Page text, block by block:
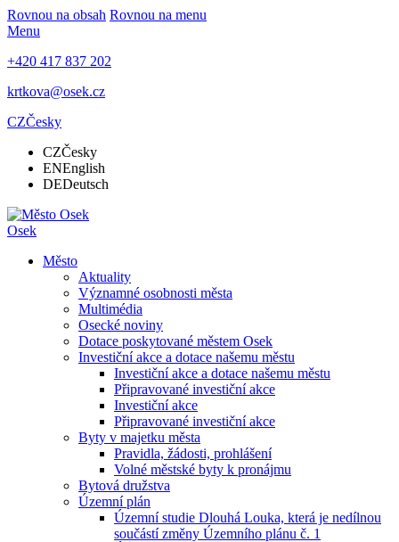
Rovnou na obsah Rovnou na menu
Menu
+420 417 837 202
krtkova@osek.cz
CZČesky
CZČesky
ENEnglish
DEDeutsch
Osek
Město
Aktuality
Významné osobnosti města
Multimédia
Osecké noviny
Dotace poskytované městem Osek
Investiční akce a dotace našemu městu
Investiční akce a dotace našemu městu
Připravované investiční akce
Investiční akce
Připravované investiční akce
Byty v majetku města
Pravidla, žádosti, prohlášení
Volné městské byty k pronájmu
Bytová družstva
Územní plán
Územní studie Dlouhá Louka, která je nedílnou
součástí změny Územního plánu č. 1